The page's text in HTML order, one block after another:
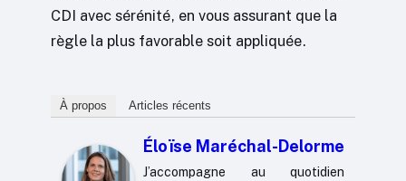
CDI avec sérénité, en vous assurant que la
règle la plus favorable soit appliquée.
À propos Articles récents
Éloïse Maréchal-Delorme
J’accompagne au quotidien